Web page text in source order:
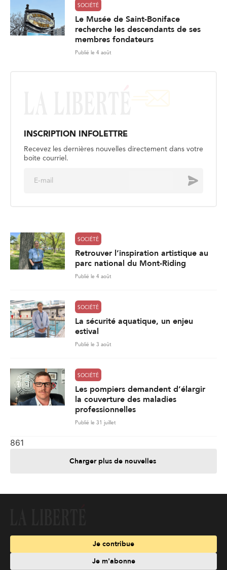
SOCIÉTÉ
Le Musée de Saint-Boniface
recherche les descendants de ses
membres fondateurs
Publié le 4 août
INSCRIPTION INFOLETTRE
Recevez les dernières nouvelles directement dans votre
boite courriel.
Envoyer
SOCIÉTÉ
Retrouver l’inspiration artistique au
parc national du Mont-Riding
Publié le 4 août
SOCIÉTÉ
La sécurité aquatique, un enjeu
estival
Publié le 3 août
SOCIÉTÉ
Les pompiers demandent d’élargir
la couverture des maladies
professionnelles
Publié le 31 juillet
861
Charger plus de nouvelles
Je contribue
Je m'abonne